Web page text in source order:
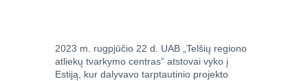
2023 m. rugpjūčio 22 d. UAB „Telšių regiono
atliekų tvarkymo centras” atstovai vyko į
Estiją, kur dalyvavo tarptautinio projekto